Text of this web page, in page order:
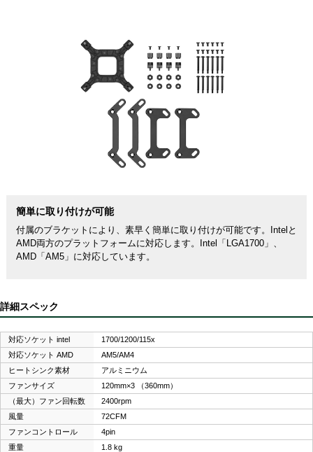
簡単に取り付けが可能
付属のブラケットにより、素早く簡単に取り付けが可能です。Intelと
AMD両方のプラットフォームに対応します。Intel「LGA1700」、
AMD「AM5」に対応しています。
詳細スペック
対応ソケット intel
1700/1200/115x
対応ソケット AMD
AM5/AM4
ヒートシンク素材
アルミニウム
ファンサイズ
120mm×3 （360mm）
（最大）ファン回転数
2400rpm
風量
72CFM
ファンコントロール
4pin
重量
1.8 kg